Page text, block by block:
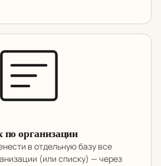
организации
в отдельную базу все
(или списку) — через